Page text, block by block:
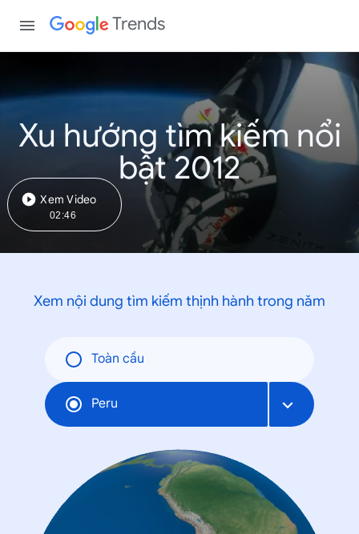
Trends
Xu hướng tìm kiếm nổi
bật 2012
Xem Video
02:46
Xem nội dung tìm kiếm thịnh hành trong năm
Toàn cầu
Peru